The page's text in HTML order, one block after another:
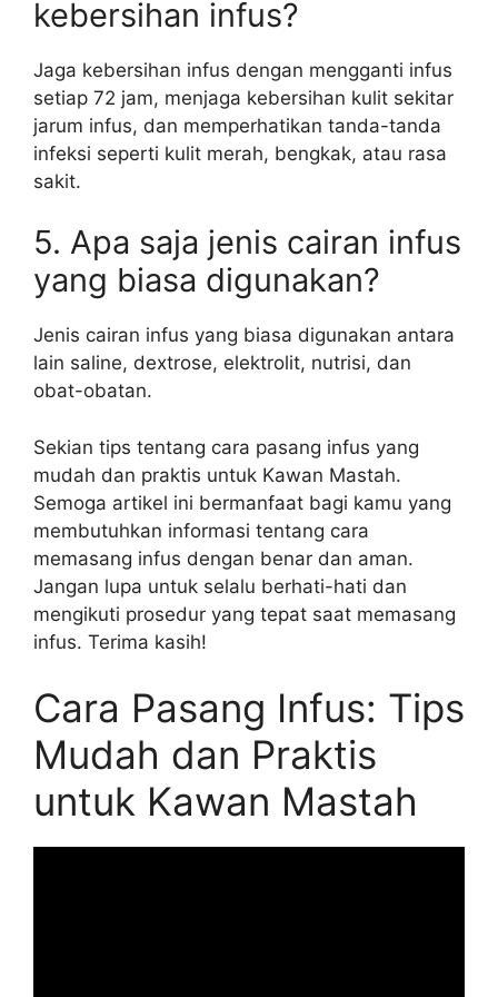
kebersihan infus?
Jaga kebersihan infus dengan mengganti infus
setiap 72 jam, menjaga kebersihan kulit sekitar
jarum infus, dan memperhatikan tanda-tanda
infeksi seperti kulit merah, bengkak, atau rasa
sakit.
5. Apa saja jenis cairan infus
yang biasa digunakan?
Jenis cairan infus yang biasa digunakan antara
lain saline, dextrose, elektrolit, nutrisi, dan
obat-obatan.
Sekian tips tentang cara pasang infus yang
mudah dan praktis untuk Kawan Mastah.
Semoga artikel ini bermanfaat bagi kamu yang
membutuhkan informasi tentang cara
memasang infus dengan benar dan aman.
Jangan lupa untuk selalu berhati-hati dan
mengikuti prosedur yang tepat saat memasang
infus. Terima kasih!
Cara Pasang Infus: Tips
Mudah dan Praktis
untuk Kawan Mastah